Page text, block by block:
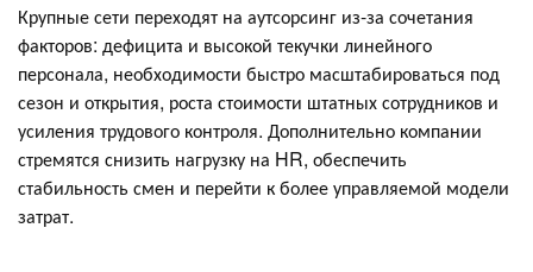
Крупные сети переходят на аутсорсинг из-за сочетания
факторов: дефицита и высокой текучки линейного
персонала, необходимости быстро масштабироваться под
сезон и открытия, роста стоимости штатных сотрудников и
усиления трудового контроля. Дополнительно компании
стремятся снизить нагрузку на HR, обеспечить
стабильность смен и перейти к более управляемой модели
затрат.